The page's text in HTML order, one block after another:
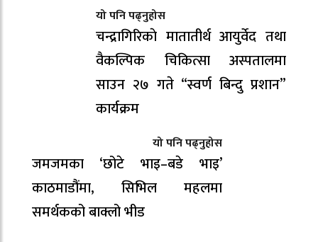
यो पनि पढ्नुहोस
चन्द्रागिरिकाे मातातीर्थ आयुर्वेद तथा
वैकल्पिक चिकित्सा अस्पतालमा
साउन २७ गते “स्वर्ण बिन्दु प्रशान”
कार्यक्रम
यो पनि पढ्नुहोस
जमजमका ‘छोटे भाइ–बडे भाइ’
काठमाडौंमा, सिभिल महलमा
समर्थकको बाक्लो भीड